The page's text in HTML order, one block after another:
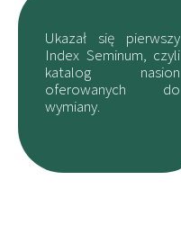
Ukazał się pierwszy
Index Seminum, czyli
katalog nasion
oferowanych do
wymiany.